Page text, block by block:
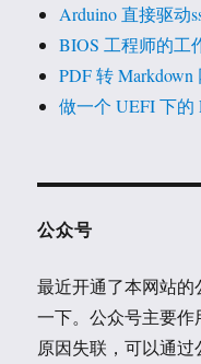
Arduino 直接驱动
BIOS 工程师的工
PDF 转 Markdown
做一个 UEFI 下的
公众号
最近开通了本网站
一下。公众号主要
原因失联，可以通